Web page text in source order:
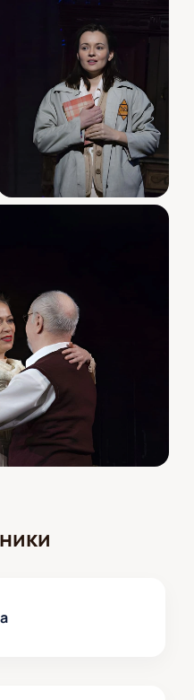
Ася Домская, Мария
Рыщенков,
Александр